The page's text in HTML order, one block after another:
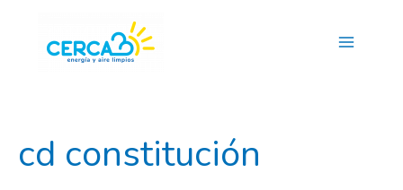
cd constitución